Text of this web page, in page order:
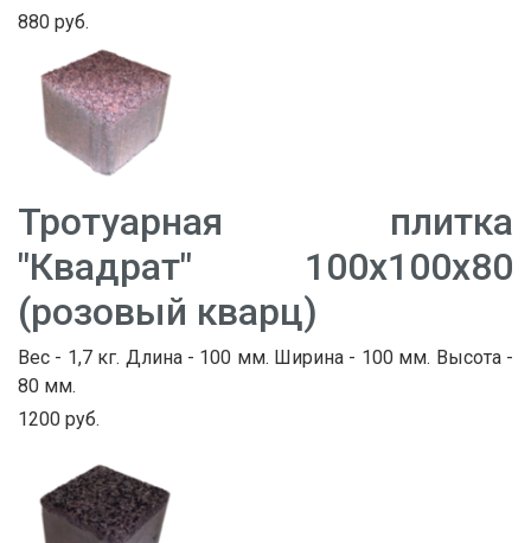
880 руб.
Тротуарная плитка
"Квадрат" 100х100х80
(розовый кварц)
Вес - 1,7 кг. Длина - 100 мм. Ширина - 100 мм. Высота -
80 мм.
1200 руб.